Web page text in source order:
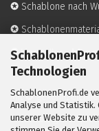
Technologien
SchablonenProfi.de
Analyse und
unserer Website zu
✪ Schablone nach
✪
✪Hersteller-hier
Mit ✪